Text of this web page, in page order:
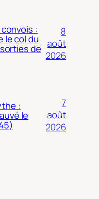
:
le col du
de
8
août
2026
:
le
7
août
2026